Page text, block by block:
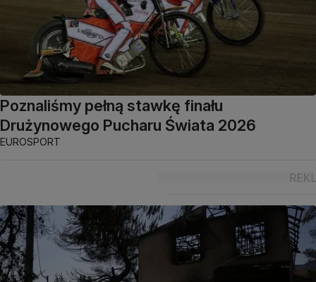
Poznaliśmy pełną stawkę finału
Drużynowego Pucharu Świata 2026
EUROSPORT